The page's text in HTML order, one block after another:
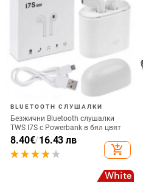
BLUETOOTH СЛУШАЛКИ
Безжични Bluetooth слушалки
TWS I7S с Powerbank в бял цвят
8.40€/16.43 лв
add_shopping_cart